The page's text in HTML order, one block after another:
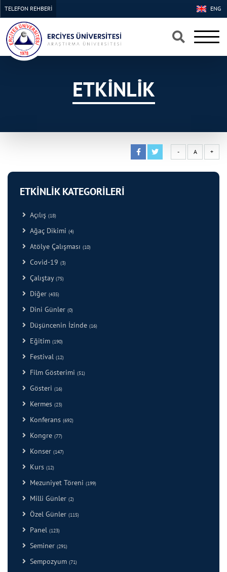
×
×
ENG
TELEFON REHBERİ
ETKİNLİK
- A +
ETKİNLİK KATEGORİLERİ
Açılış (18)
Ağaç Dikimi (4)
Atölye Çalışması (10)
Covid-19 (3)
Çalıştay (75)
Diğer (435)
Dini Günler (0)
Düşüncenin İzinde (16)
Eğitim (190)
Festival (12)
Film Gösterimi (51)
Gösteri (16)
Kermes (23)
Konferans (692)
Kongre (77)
Konser (147)
Kurs (12)
Mezuniyet Töreni (199)
Milli Günler (2)
Özel Günler (115)
Panel (123)
Seminer (291)
Sempozyum (71)